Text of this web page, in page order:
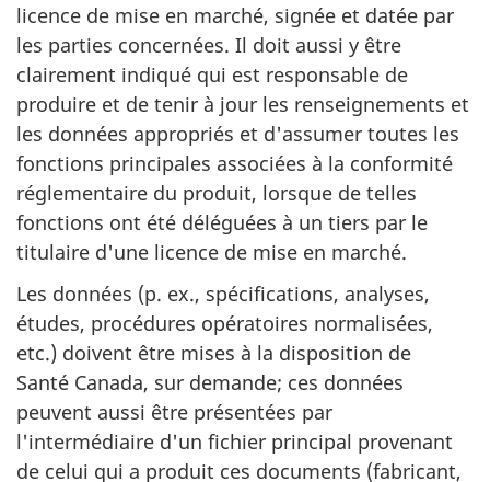
licence de mise en marché, signée et datée par
les parties concernées. Il doit aussi y être
clairement indiqué qui est responsable de
produire et de tenir à jour les renseignements et
les données appropriés et d'assumer toutes les
fonctions principales associées à la conformité
réglementaire du produit, lorsque de telles
fonctions ont été déléguées à un tiers par le
titulaire d'une licence de mise en marché.
Les données (p. ex., spécifications, analyses,
études, procédures opératoires normalisées,
etc.) doivent être mises à la disposition de
Santé Canada, sur demande; ces données
peuvent aussi être présentées par
l'intermédiaire d'un fichier principal provenant
de celui qui a produit ces documents (fabricant,